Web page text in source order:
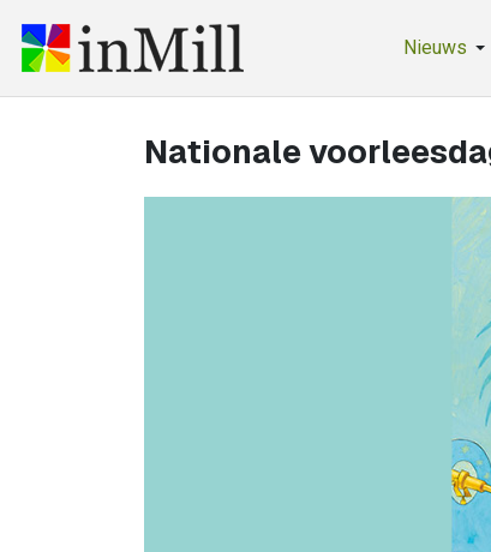
Nieuws
Nationale